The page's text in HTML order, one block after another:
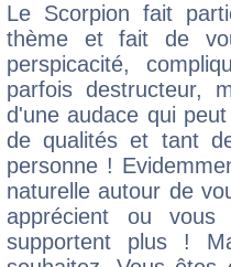
Le Scorpion fait
thème et fait de
perspicacité,
parfois destructeur,
d'une audace qui
de qualités et tant
personne !
naturelle autour de
apprécient ou
supportent plus !